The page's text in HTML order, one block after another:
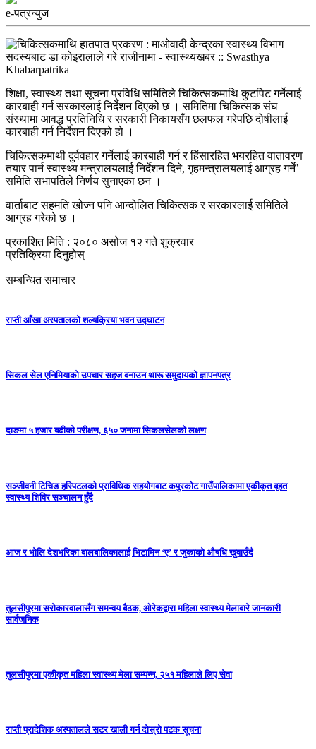
e-पत्रन्युज
शिक्षा, स्वास्थ्य तथा सूचना प्रविधि समितिले चिकित्सकमाथि कुटपिट गर्नेलाई
कारबाही गर्न सरकारलाई निर्देशन दिएको छ । समितिमा चिकित्सक संघ
संस्थामा आवद्ध प्रतिनिधि र सरकारी निकायसँग छलफल गरेपछि दोषीलाई
कारबाही गर्न निर्देशन दिएको हो ।
चिकित्सकमाथी दुर्ववहार गर्नेलाई कारबाही गर्न र हिंसारहित भयरहित वातावरण
तयार पार्न स्वास्थ्य मन्त्रालयलाई निर्देशन दिने, गृहमन्त्रालयलाई आग्रह गर्ने’
समिति सभापतिले निर्णय सुनाएका छन ।
वार्ताबाट सहमति खोज्न पनि आन्दोलित चिकित्सक र सरकारलाई समितिले
आग्रह गरेको छ ।
प्रकाशित मिति : २०८० असोज १२ गते शुक्रवार
प्रतिक्रिया दिनुहोस्
सम्बन्धित समाचार
राप्ती आँखा अस्पतालको शल्यक्रिया भवन उद्घाटन
सिकल सेल एनिमियाको उपचार सहज बनाउन थारू समुदायको ज्ञापनपत्र
दाङमा ५ हजार बढीको परीक्षण, ६५० जनामा सिकलसेलको लक्षण
सञ्जीवनी टिचिङ हस्पिटलको प्राविधिक सहयोगबाट कपुरकोट गाउँपालिकामा एकीकृत बृहत
स्वास्थ्य शिविर सञ्चालन हुँदै
आज र भोलि देशभरिका बालबालिकालाई भिटामिन ‘ए’ र जुकाको औषधि खुवाउँदै
तुलसीपुरमा सरोकारवालासँग समन्वय बैठक, ओरेकद्वारा महिला स्वास्थ्य मेलाबारे जानकारी
सार्वजनिक
तुलसीपुरमा एकीकृत महिला स्वास्थ्य मेला सम्पन्न, २५१ महिलाले लिए सेवा
राप्ती प्रादेशिक अस्पतालले सटर खाली गर्न दोस्रो पटक सूचना